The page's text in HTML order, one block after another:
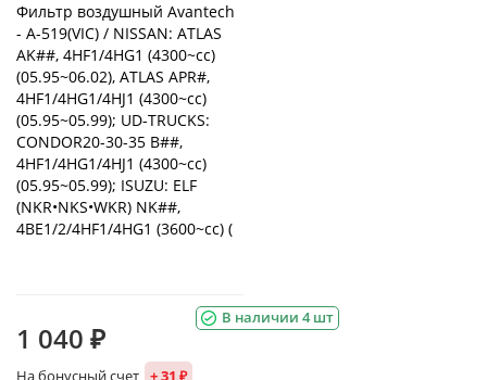
Фильтр воздушный Avantech
- A-519(VIC) / NISSAN: ATLAS
AK##, 4HF1/4HG1 (4300~cc)
(05.95~06.02), ATLAS APR#,
4HF1/4HG1/4HJ1 (4300~cc)
(05.95~05.99); UD-TRUCKS:
CONDOR20-30-35 B##,
4HF1/4HG1/4HJ1 (4300~cc)
(05.95~05.99); ISUZU: ELF
(NKR•NKS•WKR) NK##,
4BE1/2/4HF1/4HG1 (3600~cc) (
В наличии 4 шт
1 040 ₽
На бонусный счет + 31 ₽